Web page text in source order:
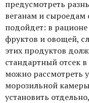
предусмотреть
веганам и
подойдет: в
фруктов и овощей,
этих продуктов
стандартный отсек
можно рассмотреть
морозильной
установить